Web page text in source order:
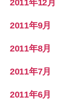
2011年12月
2011年9月
2011年8月
2011年7月
2011年6月